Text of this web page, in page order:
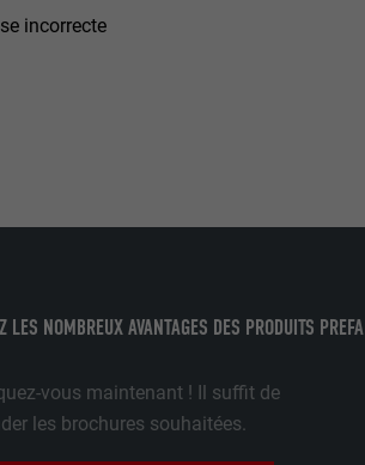
incorrecte
LES NOMBREUX AVANTAGES DES PRODUITS PREFA
vous maintenant ! Il suffit de
les brochures souhaitées.
les
la langue
être activé